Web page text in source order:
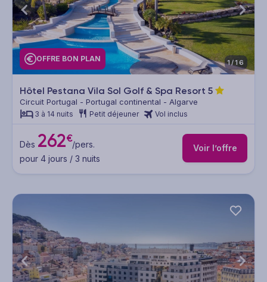
OFFRE BON PLAN 1/16
Hôtel Pestana Vila Sol Golf & Spa Resort 5
Circuit Portugal - Portugal continental - Algarve
3 à 14 nuits Petit déjeuner Vol inclus
Dès 262€/pers.
pour 4 jours / 3 nuits
Voir l’offre